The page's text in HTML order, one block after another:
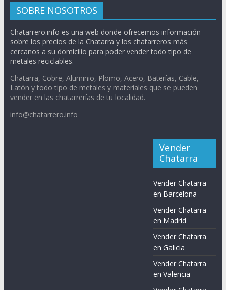
SOBRE NOSOTROS
Chatarrero.info es una web donde ofrecemos información
sobre los precios de la Chatarra y los chatarreros más
cercanos a su domicilio para poder vender todo tipo de
metales reciclables.
Chatarra, Cobre, Aluminio, Plomo, Acero, Baterías, Cable,
Latón y todo tipo de metales y materiales que se pueden
vender en las chatarrerías de tu localidad.
info@chatarrero.info
Vender
Chatarra
Vender Chatarra
en Barcelona
Vender Chatarra
en Madrid
Vender Chatarra
en Galicia
Vender Chatarra
en Valencia